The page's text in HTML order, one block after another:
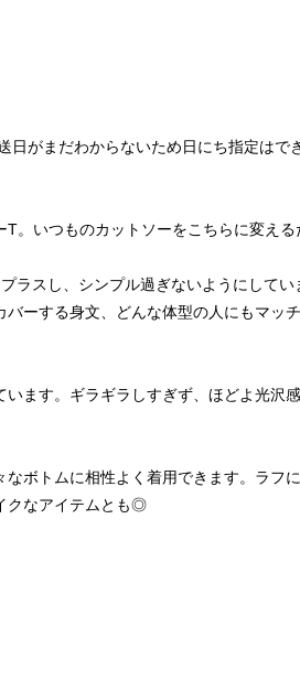
日がまだわからないため日にち指定はで
。いつものカットソーをこちらに変える
ラスし、シンプル過ぎないようにしてい
ーする身文、どんな体型の人にもマッ
ます。ギラギラしすぎず、ほどよ光沢感
ボトムに相性よく着用できます。ラフ
クなアイテムとも◎